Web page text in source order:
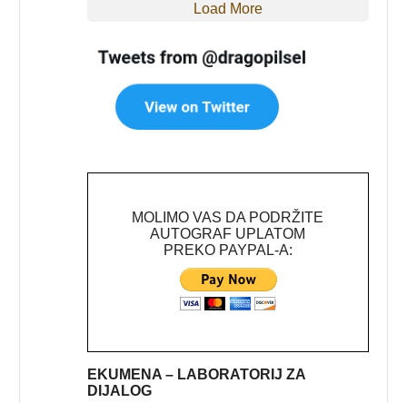
Load More
MOLIMO VAS DA PODRŽITE
AUTOGRAF UPLATOM
PREKO PAYPAL-A:
EKUMENA – LABORATORIJ ZA
DIJALOG